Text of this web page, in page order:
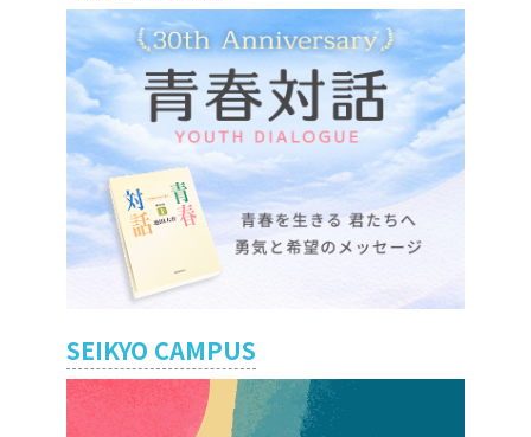
SEIKYO CAMPUS